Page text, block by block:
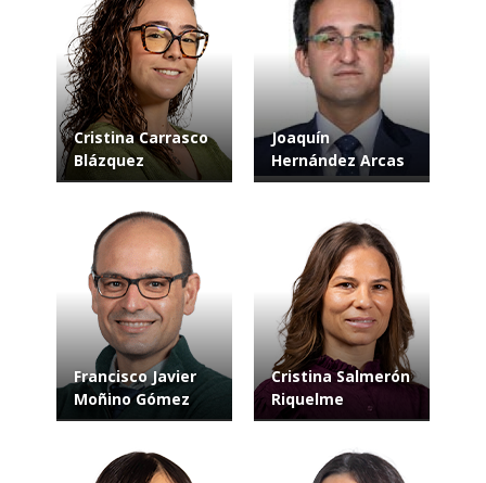
Cristina Carrasco
Blázquez
Joaquín
Hernández Arcas
Francisco Javier
Moñino Gómez
Cristina Salmerón
Riquelme